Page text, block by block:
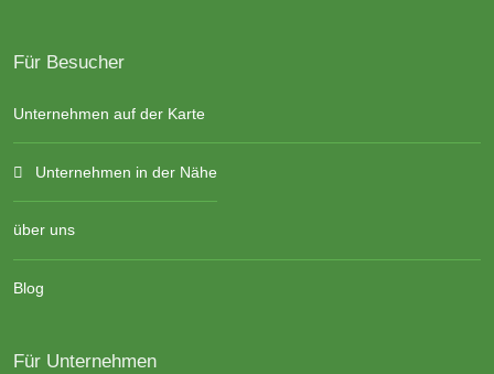
Für Besucher
Unternehmen auf der Karte
Unternehmen in der Nähe
über uns
Blog
Für Unternehmen